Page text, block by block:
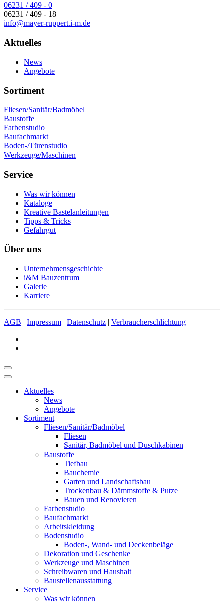
06231 / 409 - 0
06231 / 409 - 18
info@mayer-ruppert.i-m.de
Aktuelles
News
Angebote
Sortiment
Fliesen/Sanitär/Badmöbel
Baustoffe
Farbenstudio
Baufachmarkt
Boden-/Türenstudio
Werkzeuge/Maschinen
Service
Was wir können
Kataloge
Kreative Bastelanleitungen
Tipps & Tricks
Gefahrgut
Über uns
Unternehmensgeschichte
i&M Bauzentrum
Galerie
Karriere
AGB | Impressum | Datenschutz | Verbraucherschlichtung
Aktuelles
News
Angebote
Sortiment
Fliesen/Sanitär/Badmöbel
Fliesen
Sanitär, Badmöbel und Duschkabinen
Baustoffe
Tiefbau
Bauchemie
Garten und Landschaftsbau
Trockenbau & Dämmstoffe & Putze
Bauen und Renovieren
Farbenstudio
Baufachmarkt
Arbeitskleidung
Bodenstudio
Boden-, Wand- und Deckenbeläge
Dekoration und Geschenke
Werkzeuge und Maschinen
Schreibwaren und Haushalt
Baustellenausstattung
Service
Was wir können